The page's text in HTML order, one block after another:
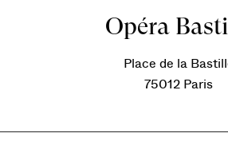
Opéra
Place de la
75012 Paris